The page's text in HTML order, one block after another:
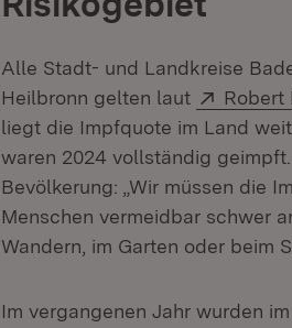
Alle Stadt- und Landkreise
Heilbronn gelten laut
Extern:
Robert
liegt die Impfquote im Land
waren 2024 vollständig
Bevölkerung: „Wir müssen die
Menschen vermeidbar schwer
Wandern, im Garten oder beim
Im vergangenen Jahr wurden